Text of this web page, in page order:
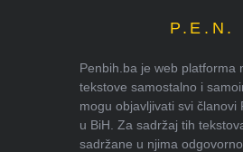
P.E.N.
Penbih.ba je web platforma
tekstove samostalno i
mogu objavljivati svi članovi
u BiH. Za sadržaj tih
sadržane u njima